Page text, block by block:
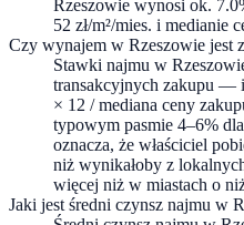
Rzeszowie wynosi ok.
52 zł/m²/mies. i medianie
Czy wynajem w Rzeszowie jest
Stawki najmu w
transakcyjnych zakupu —
× 12 / mediana ceny
typowym pasmie 4–6%
oznacza, że właściciel
niż wynikałoby z
więcej niż w miastach o
Jaki jest średni czynsz najmu w